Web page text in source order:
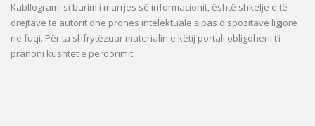
Kabllogrami si burim i marrjes së informacionit, është shkelje e të
drejtave të autorit dhe pronës intelektuale sipas dispozitave ligjore
në fuqi. Për ta shfrytëzuar materialin e këtij portali obligoheni t’i
pranoni kushtet e përdorimit.